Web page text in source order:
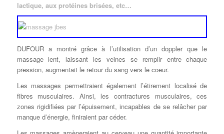
lactique, aux protéines brisées, etc…
DUFOUR a montré grâce à l’utilisation d’un doppler que le
massage lent, laissant les veines se remplir entre chaque
pression, augmentait le retour du sang vers le coeur.
Les massages permettraient également l’étirement localisé de
fibres musculaires. Ainsi, les contractures musculaires, ces
zones rigidifiées par l’épuisement, incapables de se relâcher par
manque d’énergie, finiraient par céder.